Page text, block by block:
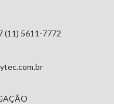
(11) 5611-7772